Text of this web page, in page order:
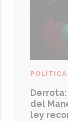
del
ley
POLÍTICA